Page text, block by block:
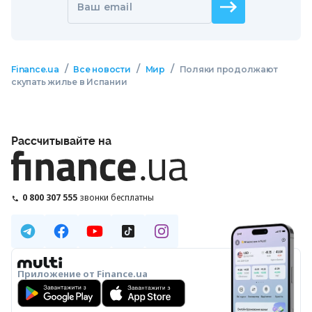
Ваш email
Finance.ua / Все новости / Мир /
Поляки продолжают
скупать жилье в Испании
Рассчитывайте на
0 800 307 555 звонки бесплатны
Приложение от Finance.ua